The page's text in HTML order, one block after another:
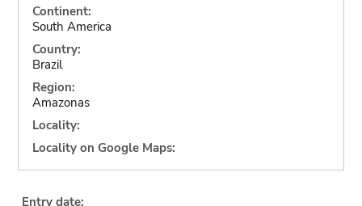
Continent:
South America
Country:
Brazil
Region:
Amazonas
Locality:
Locality on Google Maps:
Entry date: